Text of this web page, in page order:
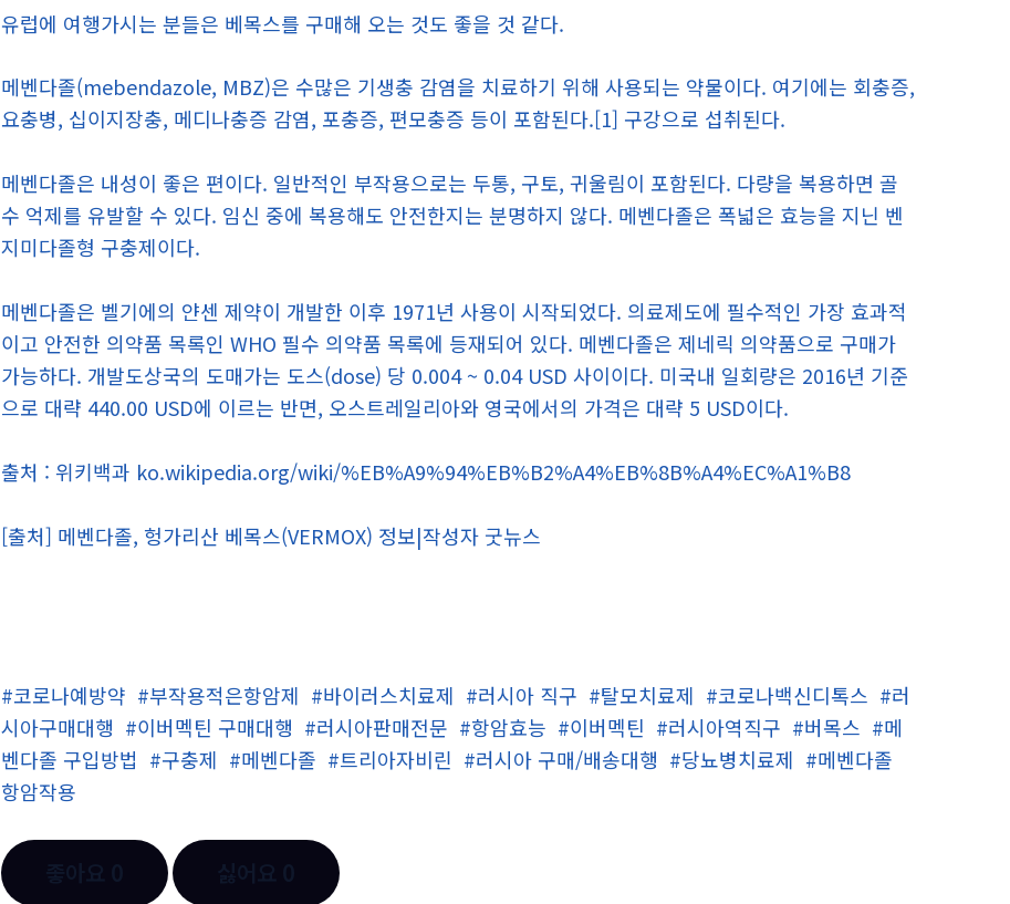
유럽에 여행가시는 분들은 베목스를 구매해 오는 것도 좋을 것 같다.
메벤다졸(mebendazole, MBZ)은 수많은 기생충 감염을 치료하기 위해 사용되는 약물이다. 여기에는 회충증,
요충병, 십이지장충, 메디나충증 감염, 포충증, 편모충증 등이 포함된다.[1] 구강으로 섭취된다.
메벤다졸은 내성이 좋은 편이다. 일반적인 부작용으로는 두통, 구토, 귀울림이 포함된다. 다량을 복용하면 골
수 억제를 유발할 수 있다. 임신 중에 복용해도 안전한지는 분명하지 않다. 메벤다졸은 폭넓은 효능을 지닌 벤
지미다졸형 구충제이다.
메벤다졸은 벨기에의 얀센 제약이 개발한 이후 1971년 사용이 시작되었다. 의료제도에 필수적인 가장 효과적
이고 안전한 의약품 목록인 WHO 필수 의약품 목록에 등재되어 있다. 메벤다졸은 제네릭 의약품으로 구매가
가능하다. 개발도상국의 도매가는 도스(dose) 당 0.004 ~ 0.04 USD 사이이다. 미국내 일회량은 2016년 기준
으로 대략 440.00 USD에 이르는 반면, 오스트레일리아와 영국에서의 가격은 대략 5 USD이다.
출처 : 위키백과 ko.wikipedia.org/wiki/%EB%A9%94%EB%B2%A4%EB%8B%A4%EC%A1%B8
[출처] 메벤다졸, 헝가리산 베목스(VERMOX) 정보|작성자 굿뉴스
#코로나예방약 #부작용적은항암제 #바이러스치료제 #러시아 직구 #탈모치료제 #코로나백신디톡스 #러
시아구매대행 #이버멕틴 구매대행 #러시아판매전문 #항암효능 #이버멕틴 #러시아역직구 #버목스 #메
벤다졸 구입방법 #구충제 #메벤다졸 #트리아자비린 #러시아 구매/배송대행 #당뇨병치료제 #메벤다졸
항암작용